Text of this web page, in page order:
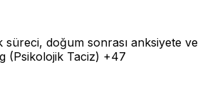
süreci, doğum sonrası anksiyete ve
(Psikolojik Taciz) +47